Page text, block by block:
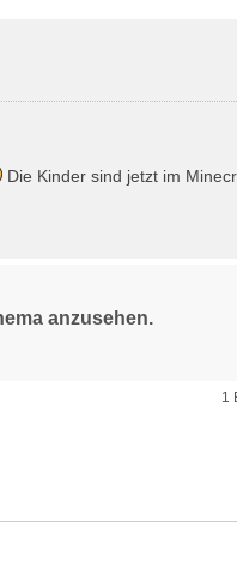
Die Kinder sind jetzt im
anzusehen.
1